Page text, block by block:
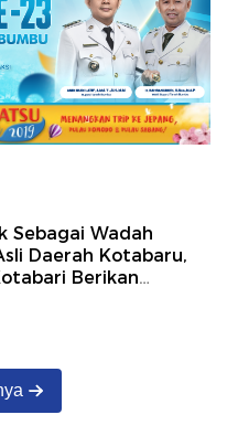
Sebagai Wadah
Daerah Kotabaru,
Berikan